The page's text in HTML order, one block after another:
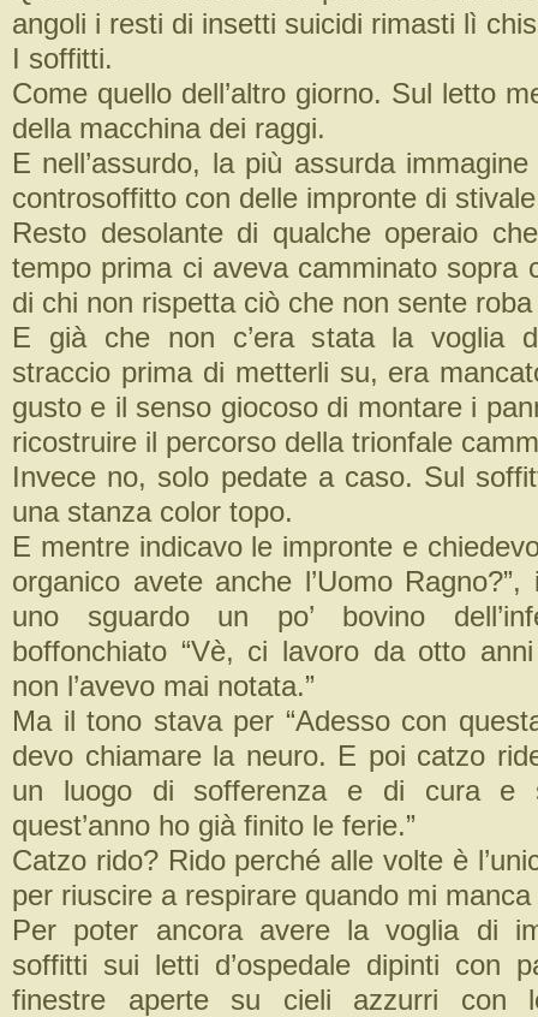
angoli i resti di insetti suicidi rimasti lì
I soffitti.
Come quello dell’altro giorno. Sul letto
della macchina dei raggi.
E nell’assurdo, la più assurda
controsoffitto con delle impronte di
Resto desolante di qualche operaio
tempo prima ci aveva camminato sopra
di chi non rispetta ciò che non sente
E già che non c’era stata la voglia
straccio prima di metterli su, era
gusto e il senso giocoso di montare i
ricostruire il percorso della trionfale
Invece no, solo pedate a caso. Sul
una stanza color topo.
E mentre indicavo le impronte e
organico avete anche l’Uomo
uno sguardo un po’ bovino
boffonchiato “Vè, ci lavoro da otto
non l’avevo mai notata.”
Ma il tono stava per “Adesso con
devo chiamare la neuro. E poi catzo
un luogo di sofferenza e di cura e
quest’anno ho già finito le ferie.”
Catzo rido? Rido perché alle volte è
per riuscire a respirare quando mi manca
Per poter ancora avere la voglia di
soffitti sui letti d’ospedale dipinti con
finestre aperte su cieli azzurri con